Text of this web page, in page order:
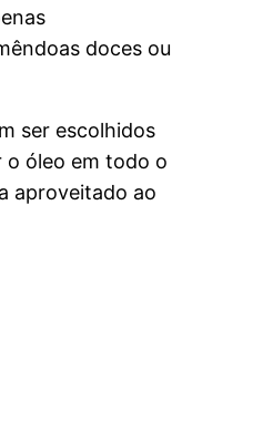
doces ou
ser escolhidos
o óleo em todo o
aproveitado ao